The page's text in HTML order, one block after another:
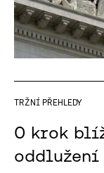
TRŽNÍ PŘEHLEDY
O krok
oddlužení